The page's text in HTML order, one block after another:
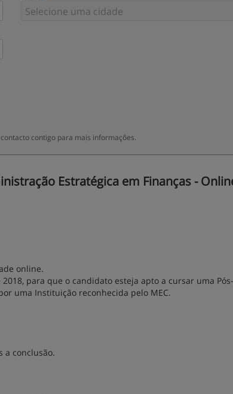
contigo para mais informações.
Estratégica em Finanças -
online.
para que o candidato esteja apto a cursar uma Pós-
uma Instituição reconhecida pelo MEC.
a conclusão.